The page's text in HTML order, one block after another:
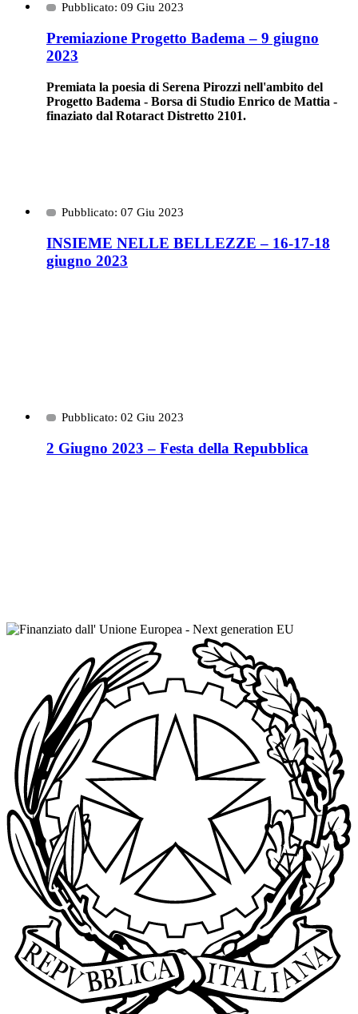
Pubblicato: 09 Giu 2023
Premiazione Progetto Badema – 9 giugno
2023
Premiata la poesia di Serena Pirozzi nell'ambito del
Progetto Badema - Borsa di Studio Enrico de Mattia -
finaziato dal Rotaract Distretto 2101.
Pubblicato: 07 Giu 2023
INSIEME NELLE BELLEZZE – 16-17-18
giugno 2023
Pubblicato: 02 Giu 2023
2 Giugno 2023 – Festa della Repubblica